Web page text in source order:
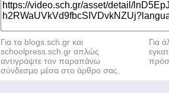
Για τα blogs.sch.gr και
schoolpress.sch.gr απλώς
αντιγράψτε τον παραπάνω
σύνδεσμο μέσα στο άρθρο σας.
Για